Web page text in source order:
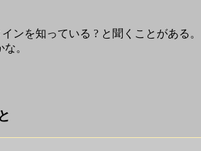
ンを知っている ? と聞くことがある
。